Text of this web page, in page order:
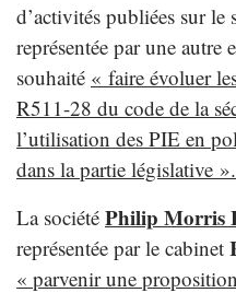
d’activités publiées sur
représentée par une
souhaité « faire évoluer
R511-28 du code de la
l’utilisation des PIE en
dans la partie législative ».
La société Philip Morris
représentée par le cabinet
« parvenir une